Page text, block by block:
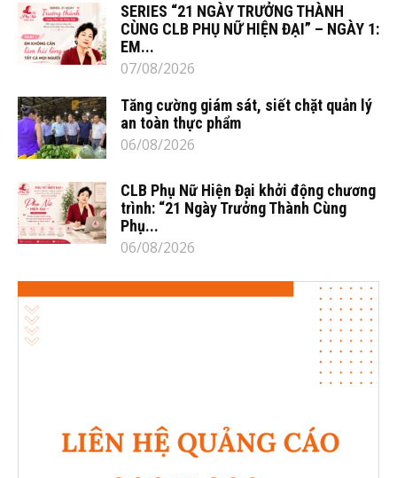
SERIES “21 NGÀY TRƯỞNG THÀNH
CÙNG CLB PHỤ NỮ HIỆN ĐẠI” – NGÀY 1:
EM...
07/08/2026
Tăng cường giám sát, siết chặt quản lý
an toàn thực phẩm
06/08/2026
CLB Phụ Nữ Hiện Đại khởi động chương
trình: “21 Ngày Trưởng Thành Cùng
Phụ...
06/08/2026